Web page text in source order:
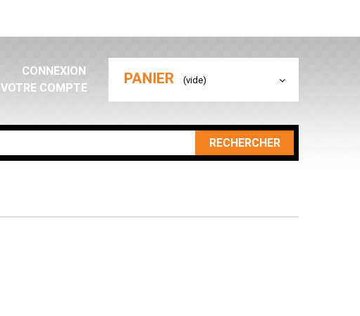
PANIER (vide)
CONNEXION
VOTRE COMPTE
RECHERCHER